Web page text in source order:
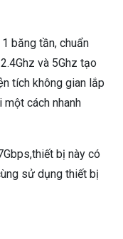
băng tần, chuẩn
và 5Ghz tạo
tích không gian lắp
cách nhanh
bị này có
sử dụng thiết bị